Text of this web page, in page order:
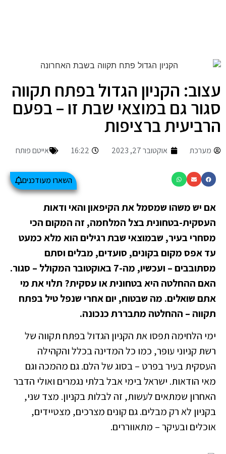
עצוב: הקניון הגדול בפתח תקווה
סגור גם במוצאי שבת זו – בפעם
הרביעית ברציפות
מערכת אוקטובר 27, 2023 16:22 אייטם פותח
השארו מעודכנים
אם יש משהו שמסמל את הקיפאון והאי ודאות
העסקית-בטחונית בצל המלחמה, זה המקום הכי
מסחרי בעיר, שבמוצאי שבת רגילים הוא מלא כמעט
עד אפס מקום בקונים, סועדים, מבלים וסתם
מסתובבים – ועכשיו, מה-7 באוקטובר המקולל – סגור.
האם ההחלטה היא בטחונית או עסקית? תלוי את מי
אתם שואלים. מה שבטוח, יום אחרי שנפל טיל בפתח
תקווה – ההחלטה מתבררת כנכונה.
ימי הלחימה תפסו את הקניון הגדול בפתח תקווה של
רשת קניוני עופר, כמו כל המדינה בכלל והקהילה
העסקית בעיר בפרט – בסוג של הלם. גם מהמכה וגם
מאי הודאות. ישראל בימי אבל בלתי נגמרים ואולי הדבר
האחרון שמתאים לעשות, זה לבלות בקניון. מצד שני,
בקניון לא רק מבלים. גם קונים מצרכים, מצטיידים,
אוכלים ובעיקר – מתאווררים.